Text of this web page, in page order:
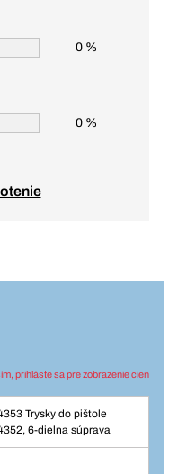
0 %
0 %
prihláste sa pre zobrazenie cien
Trysky do pištole
6-dielna súprava